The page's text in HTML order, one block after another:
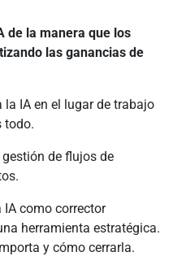
de la manera que los
las ganancias de
la IA en el lugar de trabajo
todo.
de flujos de
como corrector
herramienta estratégica.
y cómo cerrarla.